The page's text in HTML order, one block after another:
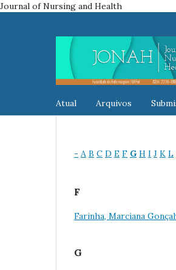
Journal of Nursing and Health
Atual Arquivos
- A B C D E F G H I J K L
F
Farinha, Marciana
G